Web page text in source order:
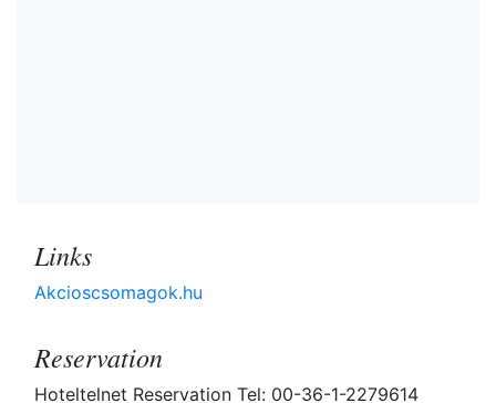
Links
Akcioscsomagok.hu
Reservation
Hoteltelnet Reservation Tel: 00-36-1-2279614